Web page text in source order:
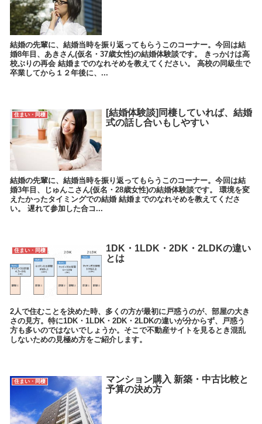
結婚の先輩に、結婚当時を振り返ってもらうこのコーナー。今回は結
婚8年目、あきさん(仮名・37歳女性)の結婚体験談です。 きっかけは高
校ぶりの再会 結婚までのなれそめを教えてください。 高校の同級生で
卒業してから１２年後に、...
住まい・同棲
[結婚体験談]同棲していれば、結婚
式の話し合いもしやすい
結婚の先輩に、結婚当時を振り返ってもらうこのコーナー。今回は結
婚3年目、じゅんこさん(仮名・28歳女性)の結婚体験談です。 環境を変
えたかったタイミングでの結婚 結婚までのなれそめを教えてくださ
い。 遅れて参加した合コ...
住まい・同棲
1DK・1LDK・2DK・2LDKの違い
とは
2人で住むことを決めた時、多くの方が最初に戸惑うのが、部屋の大き
さの見方。特に1DK・1LDK・2DK・2LDKの違いが分からず、戸惑う
方も多いのではないでしょうか。そこで不動産サイトを見るとき混乱
しないための見極め方をご紹介します。
住まい・同棲
マンション購入 新築・中古比較と
予算の決め方